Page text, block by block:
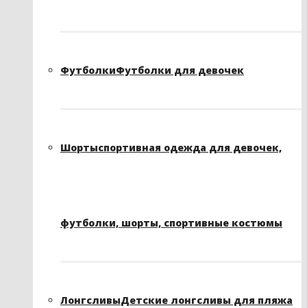
ФутболкиФутболки для девочек
Шортыспортивная одежда для девочек,
футболки, шорты, спортивные костюмы
ЛонгсливыДетские лонгсливы для пляжа